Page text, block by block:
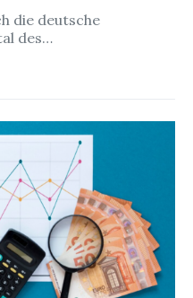
die deutsche
des…